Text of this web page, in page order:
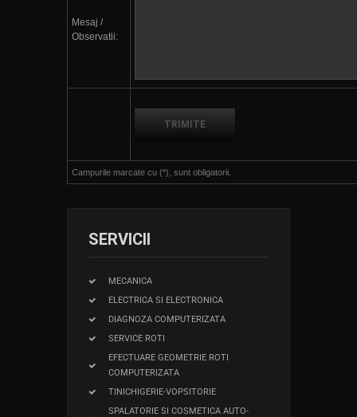
Mesaj /
Observatii:
Campurile marcate cu (*), sunt obligatorii.
SERVICII
MECANICA
ELECTRICA SI ELECTRONICA
DIAGNOZA COMPUTERIZATA
SERVICE ROTI
EFECTUARE GEOMETRIE ROTI
COMPUTERIZATA
TINICHIGERIE-VOPSITORIE
SPALATORIE SI COSMETICA AUTO-